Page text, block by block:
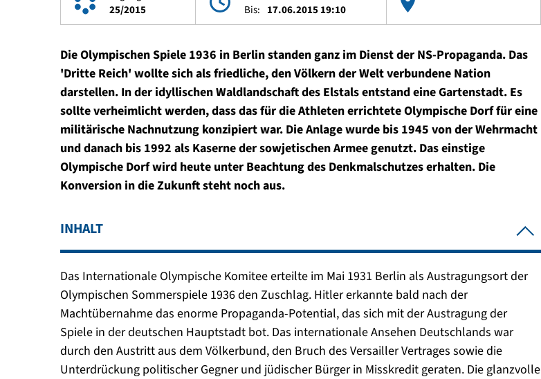
25/2015
Bis: 17.06.2015 19:10
Die Olympischen Spiele 1936 in Berlin standen ganz im Dienst der NS-Propaganda. Das
'Dritte Reich' wollte sich als friedliche, den Völkern der Welt verbundene Nation
darstellen. In der idyllischen Waldlandschaft des Elstals entstand eine Gartenstadt. Es
sollte verheimlicht werden, dass das für die Athleten errichtete Olympische Dorf für eine
militärische Nachnutzung konzipiert war. Die Anlage wurde bis 1945 von der Wehrmacht
und danach bis 1992 als Kaserne der sowjetischen Armee genutzt. Das einstige
Olympische Dorf wird heute unter Beachtung des Denkmalschutzes erhalten. Die
Konversion in die Zukunft steht noch aus.
INHALT
Das Internationale Olympische Komitee erteilte im Mai 1931 Berlin als Austragungsort der
Olympischen Sommerspiele 1936 den Zuschlag. Hitler erkannte bald nach der
Machtübernahme das enorme Propaganda-Potential, das sich mit der Austragung der
Spiele in der deutschen Hauptstadt bot. Das internationale Ansehen Deutschlands war
durch den Austritt aus dem Völkerbund, den Bruch des Versailler Vertrages sowie die
Unterdrückung politischer Gegner und jüdischer Bürger in Misskredit geraten. Die glanzvolle